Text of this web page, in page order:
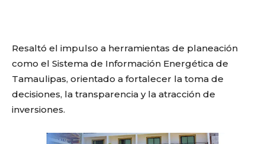
Resaltó el impulso a herramientas de planeación
como el Sistema de Información Energética de
Tamaulipas, orientado a fortalecer la toma de
decisiones, la transparencia y la atracción de
inversiones.